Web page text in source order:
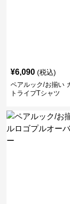
¥6,090 (税込)
ペアルック/お揃い
トライプTシャツ